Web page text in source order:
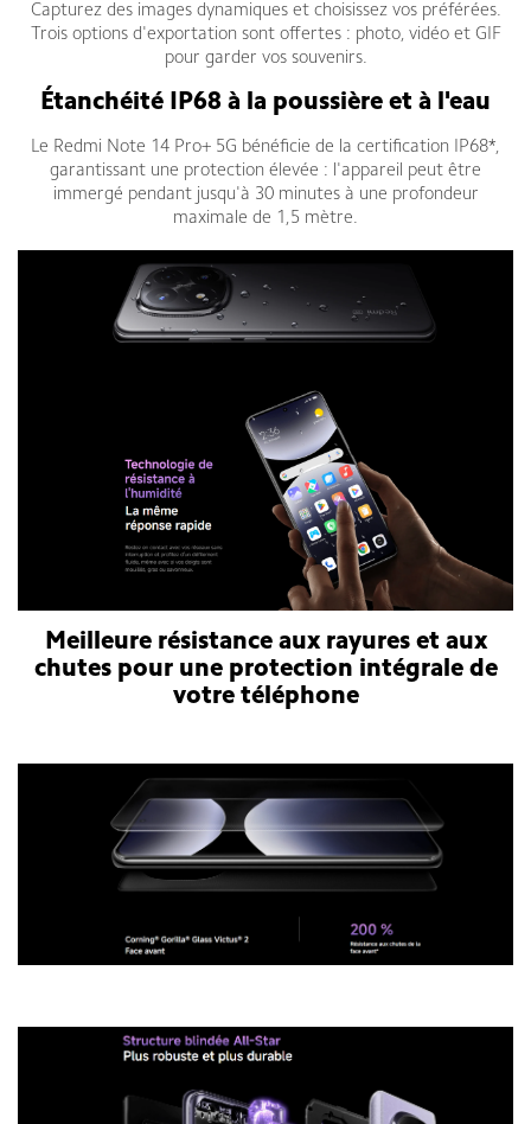
Capturez des images dynamiques et choisissez vos préférées.
Trois options d'exportation sont offertes : photo, vidéo et GIF
pour garder vos souvenirs.
Étanchéité IP68 à la poussière et à l'eau
Le Redmi Note 14 Pro+ 5G bénéficie de la certification IP68*,
garantissant une protection élevée : l'appareil peut être
immergé pendant jusqu'à 30 minutes à une profondeur
maximale de 1,5 mètre.
Meilleure résistance aux rayures et aux
chutes pour une protection intégrale de
votre téléphone